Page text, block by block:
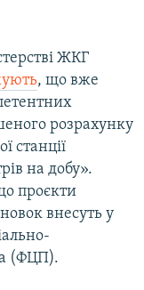
ЖКГ
, що вже
розрахунку
станції
на добу».
проєкти
внесуть у
(ФЦП).